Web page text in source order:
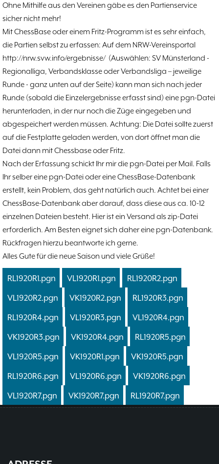
09.02 SK 32 in der Presse 3
06.01 Neujahrsblitzturnier
15.05 Training 6
07.11
Wer wir sind- Vorstellung unserer
Mitglieder
1
19.10
37. Münsterland Open 2019
23
12.05 7. Mannschaft 1
17.03 4. Mannschaft 1
11.03 Bezirksebene 10
01.01
Mitgliedsbeiträge und
Kontoverbindung
1
06.12
Deutsche Ebene
3
20.10 36. Münsterland Open 2018 30
20.08
Satzung des Schachklubs Münster 1932
e.V.
06.01
4er Pokal
4
05.11 Challengers 2017
9
05.11 35. Münsterland Open 2017 12
16.09 Schach mit Flüchtlingen 2
Ohne Mithilfe aus den Vereinen gäbe es den Partienservice
sicher nicht mehr!
Mit ChessBase oder einem Fritz-Programm ist es sehr einfach,
die Partien selbst zu erfassen: Auf dem NRW-Vereinsportal
http://nrw.svw.info/ergebnisse/ (Auswählen: SV Münsterland -
Regionalliga, Verbandsklasse oder Verbandsliga – jeweilige
Runde - ganz unten auf der Seite) kann man sich nach jeder
Runde (sobald die Einzelergebnisse erfasst sind) eine pgn-Datei
herunterladen, in der nur noch die Züge eingegeben und
abgespeichert werden müssen. Achtung: Die Datei sollte zuerst
auf die Festplatte geladen werden, von dort öffnet man die
Datei dann mit Chessbase oder Fritz.
Nach der Erfassung schickt Ihr mir die pgn-Datei per Mail. Falls
Ihr selber eine pgn-Datei oder eine ChessBase-Datenbank
erstellt, kein Problem, das geht natürlich auch. Achtet bei einer
ChessBase-Datenbank aber darauf, dass diese aus ca. 10-12
einzelnen Dateien besteht. Hier ist ein Versand als zip-Datei
erforderlich. Am Besten eignet sich daher eine pgn-Datenbank.
Rückfragen hierzu beantworte ich gerne.
Alles Gute für die neue Saison und viele Grüße!
RL1920R1.pgn VL1920R1.pgn RL1920R2.pgn
VL1920R2.pgn VK1920R2.pgn RL1920R3.pgn
RL1920R4.pgn VL1920R3.pgn VL1920R4.pgn
VK1920R3.pgn VK1920R4.pgn RL1920R5.pgn
VL1920R5.pgn VK1920R1.pgn VK1920R5.pgn
RL1920R6.pgn VL1920R6.pgn VK1920R6.pgn
VL1920R7.pgn VK1920R7.pgn RL1920R7.pgn